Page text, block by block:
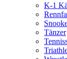
K-1
Tänzer